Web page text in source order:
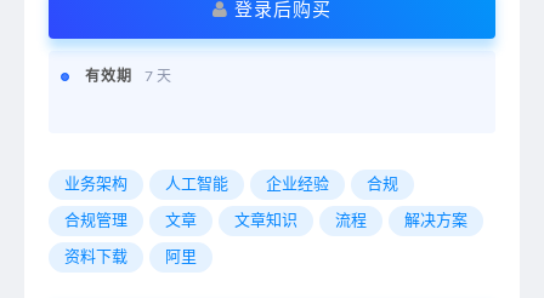
登录后购买
有效期 7 天
业务架构 人工智能 企业经验 合规
合规管理 文章 文章知识 流程 解决方案
资料下载 阿里